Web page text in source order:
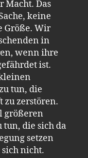
Macht. Das
keine
Größe. Wir
in
wenn ihre
ist.
tun, die
zu zerstören.
größeren
tun, die sich da
setzen
nicht.